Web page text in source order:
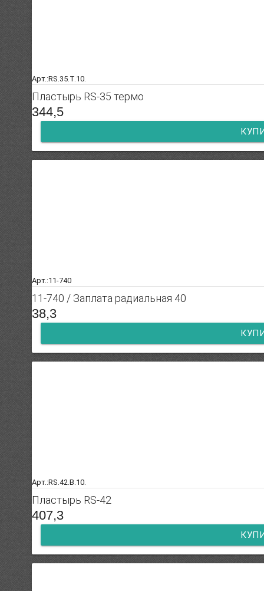
Арт.:RS.35.T.10.
Пластырь RS-35 термо
344,5
Арт.:11-740
11-740 / Заплата радиальная 40
38,3
Арт.:RS.42.B.10.
Пластырь RS-42
407,3